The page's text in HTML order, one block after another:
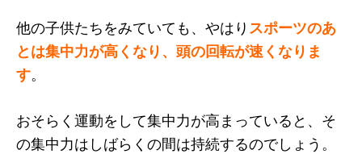
他の子供たちをみていても、やはり スポーツのあ
とは集中力が高くなり、頭の回転が速くなりま
す。
おそらく運動をして集中力が高まっていると、そ
の集中力はしばらくの間は持続するのでしょう。